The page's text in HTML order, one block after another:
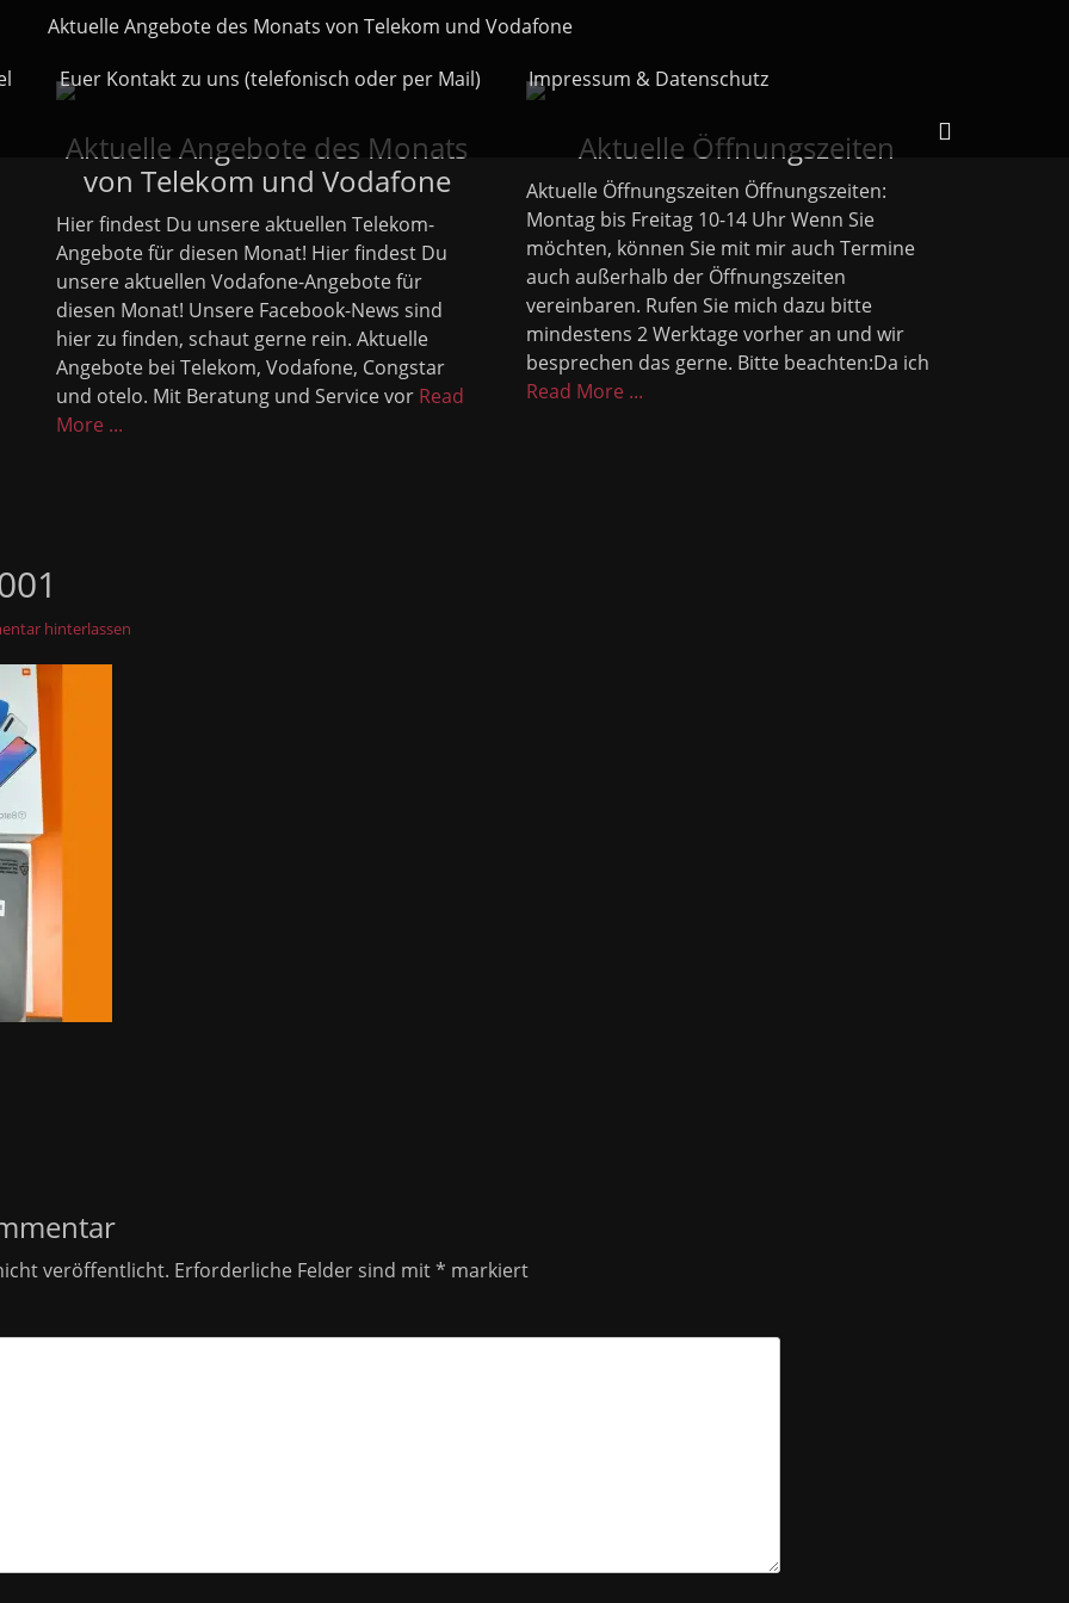
Aktuelle Angebote des Monats von Telekom und Vodafone
Euer Kontakt zu uns (telefonisch oder per Mail) Impressum & Datenschutz
Aktuelle Angebote des Monats
von Telekom und Vodafone
Hier findest Du unsere aktuellen Telekom-
Angebote für diesen Monat! Hier findest Du
unsere aktuellen Vodafone-Angebote für
diesen Monat! Unsere Facebook-News sind
hier zu finden, schaut gerne rein. Aktuelle
Angebote bei Telekom, Vodafone, Congstar
und otelo. Mit Beratung und Service vor Read
More ...
Aktuelle Öffnungszeiten
Aktuelle Öffnungszeiten Öffnungszeiten:
Montag bis Freitag 10-14 Uhr Wenn Sie
möchten, können Sie mit mir auch Termine
auch außerhalb der Öffnungszeiten
vereinbaren. Rufen Sie mich dazu bitte
mindestens 2 Werktage vorher an und wir
besprechen das gerne. Bitte beachten:Da ich
Read More ...
hinterlassen
veröffentlicht. Erforderliche Felder sind mit* markiert